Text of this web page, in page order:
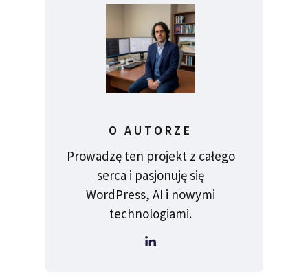
O AUTORZE
Prowadzę ten projekt z całego
serca i pasjonuję się
WordPress, AI i nowymi
technologiami.